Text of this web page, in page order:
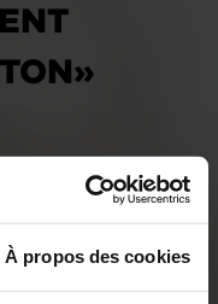
À propos des cookies